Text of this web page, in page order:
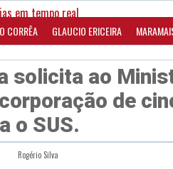
CORRÊA GLAUCIO ERICEIRA
solicita ao
de
o SUS.
Rogério Silva